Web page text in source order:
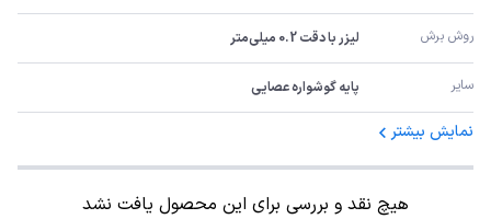
روش برش لیزر با دقت 0.2 میلی‌متر
سایر پایه گوشواره عصایی
نمایش بیشتر
هیچ نقد و بررسی برای این محصول یافت نشد